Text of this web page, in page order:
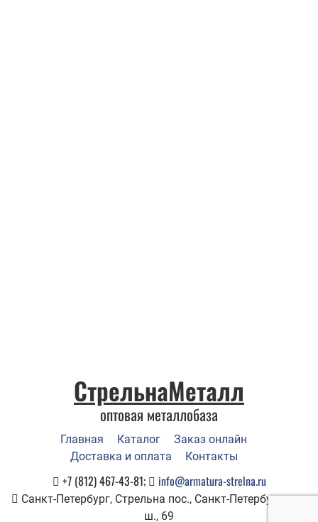
СтрельнаМеталл
оптовая металлобаза
Главная Каталог
Заказ онлайн
Доставка и оплата
Контакты
+7 (812) 467-43-81; info@armatura-strelna.ru
Санкт-Петербург, Стрельна пос., Санкт-Петербургское
ш., 69